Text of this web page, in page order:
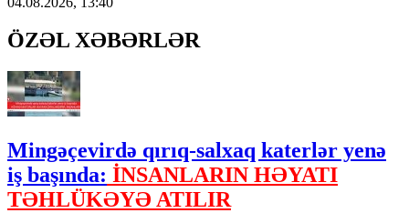
ÖZƏL XƏBƏRLƏR
Mingəçevirdə qırıq-salxaq katerlər yenə
iş başında: İNSANLARIN HƏYATI
TƏHLÜKƏYƏ ATILIR